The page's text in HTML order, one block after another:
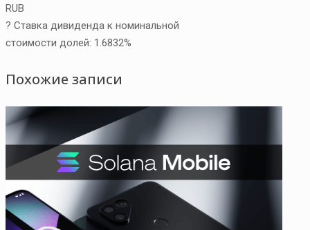
RUB
? Ставка дивиденда к номинальной
стоимости долей: 1.6832%
Похожие записи